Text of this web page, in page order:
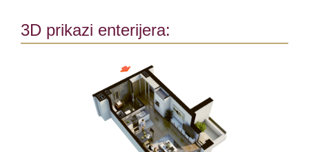
3D prikazi enterijera: